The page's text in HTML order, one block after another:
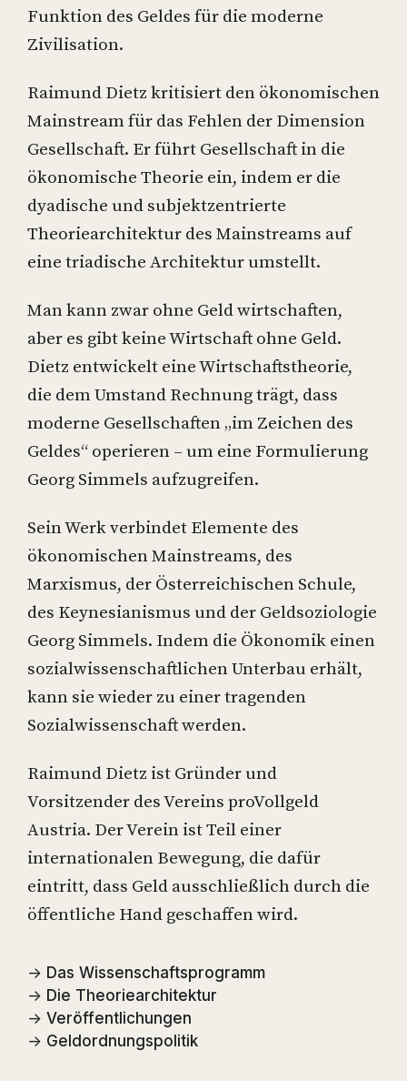
Funktion des Geldes für die moderne
Zivilisation.
Raimund Dietz kritisiert den ökonomischen
Mainstream für das Fehlen der Dimension
Gesellschaft. Er führt Gesellschaft in die
ökonomische Theorie ein, indem er die
dyadische und subjektzentrierte
Theoriearchitektur des Mainstreams auf
eine triadische Architektur umstellt.
Man kann zwar ohne Geld wirtschaften,
aber es gibt keine Wirtschaft ohne Geld.
Dietz entwickelt eine Wirtschaftstheorie,
die dem Umstand Rechnung trägt, dass
moderne Gesellschaften „im Zeichen des
Geldes“ operieren – um eine Formulierung
Georg Simmels aufzugreifen.
Sein Werk verbindet Elemente des
ökonomischen Mainstreams, des
Marxismus, der Österreichischen Schule,
des Keynesianismus und der Geldsoziologie
Georg Simmels. Indem die Ökonomik einen
sozialwissenschaftlichen Unterbau erhält,
kann sie wieder zu einer tragenden
Sozialwissenschaft werden.
Raimund Dietz ist Gründer und
Vorsitzender des Vereins proVollgeld
Austria. Der Verein ist Teil einer
internationalen Bewegung, die dafür
eintritt, dass Geld ausschließlich durch die
öffentliche Hand geschaffen wird.
→ Das Wissenschaftsprogramm
→ Die Theoriearchitektur
→ Veröffentlichungen
→ Geldordnungspolitik